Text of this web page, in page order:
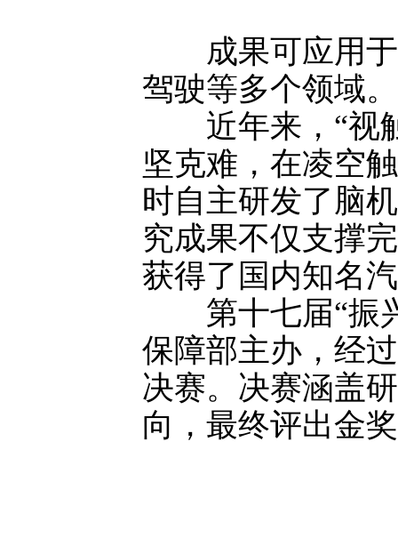
成果可应用于
驾驶等多个领域。
近年来，“视触
坚克难，在凌空
时自主研发了脑
究成果不仅支撑
获得了国内知名
第十七届“振兴
保障部主办，经
决赛。决赛涵盖
向，最终评出金